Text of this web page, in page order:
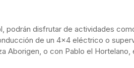
podrán disfrutar de actividades
de un 4×4 eléctrico o
Aborigen, o con Pablo el Hortelano,